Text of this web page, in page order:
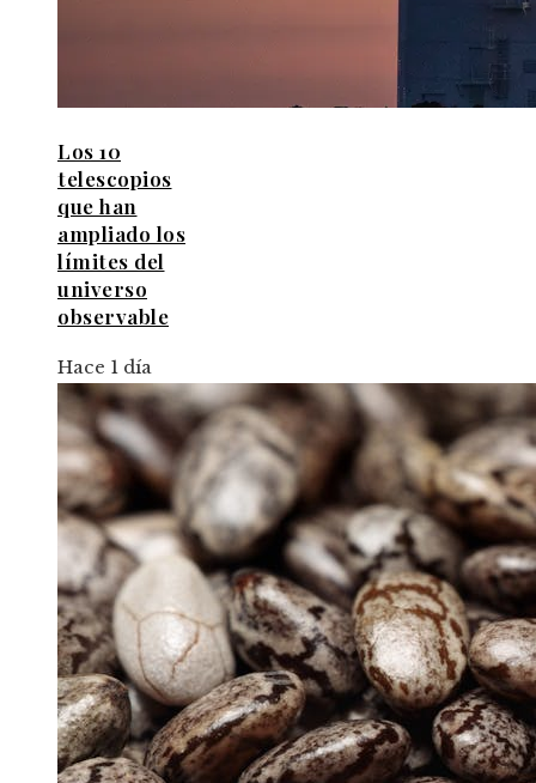
Los 10
telescopios
que han
ampliado los
límites del
universo
observable
Hace 1 día